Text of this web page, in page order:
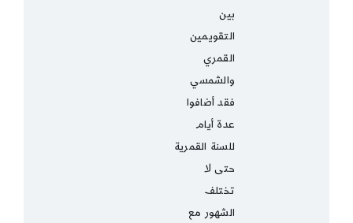
بين
التقويمين
القمري
والشمسي
فقد أضافوا
عدة أيام
للسنة القمرية
حتى لا
تختلف
الشهور مع